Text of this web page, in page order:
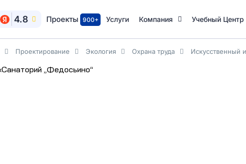
4.8 Проекты 900+ Услуги Компания Учебный Центр
Проектирование Экология Охрана труда Искусственный